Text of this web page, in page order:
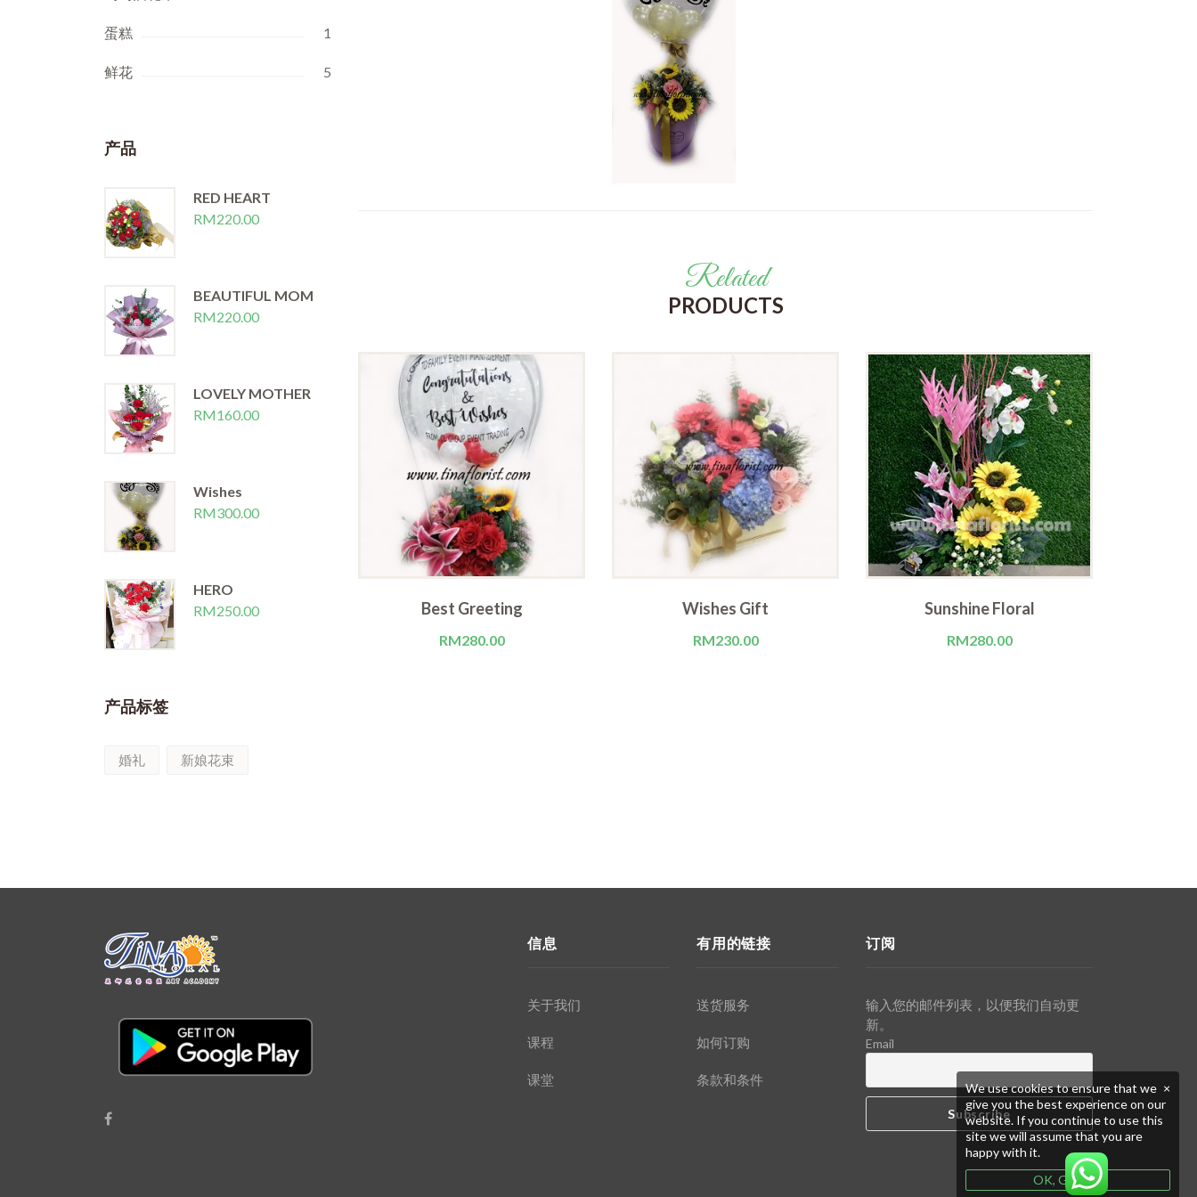
蛋糕 1
鲜花 5
产品
RED HEART
RM220.00
BEAUTIFUL MOM
RM220.00
LOVELY MOTHER
RM160.00
Wishes
RM300.00
HERO
RM250.00
产品标签
婚礼 新娘花束
Related
PRODUCTS
Best Greeting
RM280.00
Wishes Gift
RM230.00
Sunshine Floral
RM280.00
信息
关于我们
课程
课堂
有用的链接
送货服务
如何订购
条款和条件
订阅
输入您的邮件列表，以便我们自动更
新。
Email
×
We use cookies to ensure that we
give you the best experience on our
website. If you continue to use this
site we will assume that you are
happy with it.
OK, GOT IT